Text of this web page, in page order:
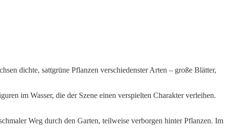
dichte, sattgrüne Pflanzen verschiedenster Arten – große Blätter,
im Wasser, die der Szene einen verspielten Charakter verleihen.
Weg durch den Garten, teilweise verborgen hinter Pflanzen. Im